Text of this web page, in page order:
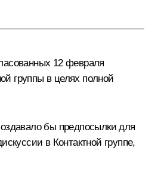
12 февраля
группы в целях полной
бы предпосылки для
в Контактной группе,